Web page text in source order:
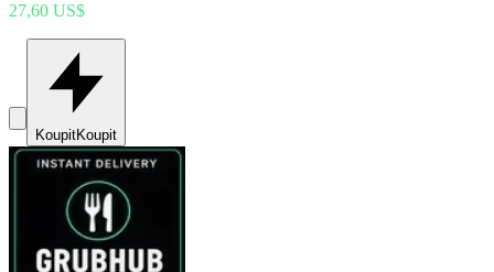
27,60 US$
KoupitKoupit